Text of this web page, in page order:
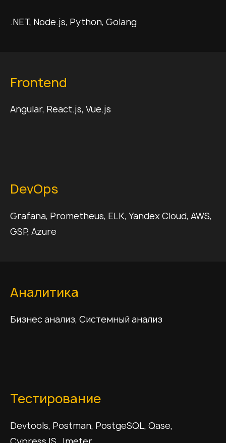
.NET, Node.js, Python, Golang
Frontend
Angular, React.js, Vue.js
DevOps
Grafana, Prometheus, ELK, Yandex Cloud, AWS,
GSP, Azure
Аналитика
Бизнес анализ, Системный анализ
Тестирование
Devtools, Postman, PostgeSQL, Qase,